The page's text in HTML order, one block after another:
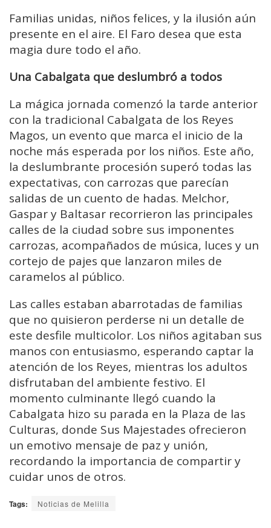
Familias unidas, niños felices, y la ilusión aún
presente en el aire. El Faro desea que esta
magia dure todo el año.
Una Cabalgata que deslumbró a todos
La mágica jornada comenzó la tarde anterior
con la tradicional Cabalgata de los Reyes
Magos, un evento que marca el inicio de la
noche más esperada por los niños. Este año,
la deslumbrante procesión superó todas las
expectativas, con carrozas que parecían
salidas de un cuento de hadas. Melchor,
Gaspar y Baltasar recorrieron las principales
calles de la ciudad sobre sus imponentes
carrozas, acompañados de música, luces y un
cortejo de pajes que lanzaron miles de
caramelos al público.
Las calles estaban abarrotadas de familias
que no quisieron perderse ni un detalle de
este desfile multicolor. Los niños agitaban sus
manos con entusiasmo, esperando captar la
atención de los Reyes, mientras los adultos
disfrutaban del ambiente festivo. El
momento culminante llegó cuando la
Cabalgata hizo su parada en la Plaza de las
Culturas, donde Sus Majestades ofrecieron
un emotivo mensaje de paz y unión,
recordando la importancia de compartir y
cuidar unos de otros.
Tags: Noticias de Melilla